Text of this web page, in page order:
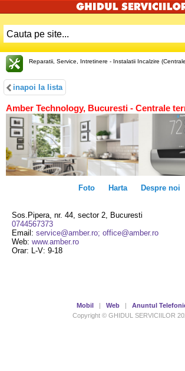
Reparatii, Service, Intretinere - Instalatii Incalzire
inapoi la lista
Amber Technology, Bucuresti - Centrale
Foto Harta Despre noi
Sos.Pipera, nr. 44, sector 2, Bucuresti
0744567373
Email: service@amber.ro; office@amber.ro
Web: www.amber.ro
Orar: L-V: 9-18
Mobil | Web | Anuntul
Copyright © GHIDUL SERVICIILOR